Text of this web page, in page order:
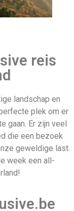
reis
landschap en
plek om er
gaan. Er zijn veel
die een bezoek
geweldige last
week een all-